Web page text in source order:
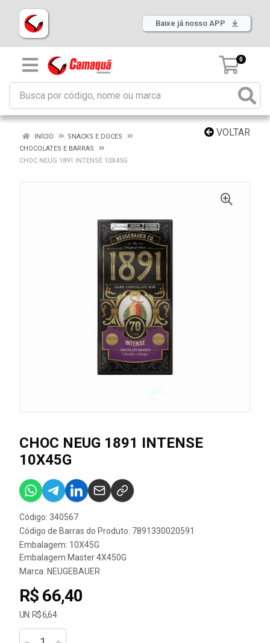
Baixe já nosso APP
0
VOLTAR
INÍCIO
SNACKS E DOCES
CHOCOLATES E BARRAS
CHOC NEUG 1891 INTENSE 10X45G
CHOC NEUG 1891 INTENSE
10X45G
Código: 340567
Código de Barras do Produto: 7891330020591
Embalagem: 10X45G
Embalagem Master 4X450G
Marca: NEUGEBAUER
R$ 66,40
UN: R$ 6,64